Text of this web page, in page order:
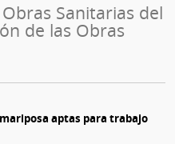
Sanitarias del
de las Obras
aptas para trabajo